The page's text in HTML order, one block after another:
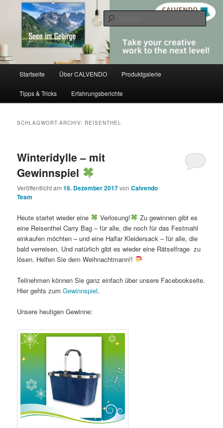
primären
springen
sekundären
springenCALVENDO
share creativity
Startseite Über CALVENDO Produktgalerie
Tipps & Tricks Erfahrungsberichte
SCHLAGWORT-ARCHIV: REISENTHEL
Winteridylle – mit
Gewinnspiel
Veröffentlicht am16. Dezember 2017vonCalvendo
Team
Heute startet wieder eine Verlosung!
Zu gewinnen gibt es
eine Reisenthel Carry Bag – für alle, die noch für das Festmahl
einkaufen möchten – und eine Halfar Kleidersack – für alle, die
bald verreisen. Und natürlich gibt es wieder eine Rätselfrage zu
lösen. Helfen Sie dem Weihnachtmann!!
Teilnehmen können Sie ganz einfach über unsere Facebookseite.
Hier gehts zumGewinnspiel.
Unsere heutigen Gewinne: